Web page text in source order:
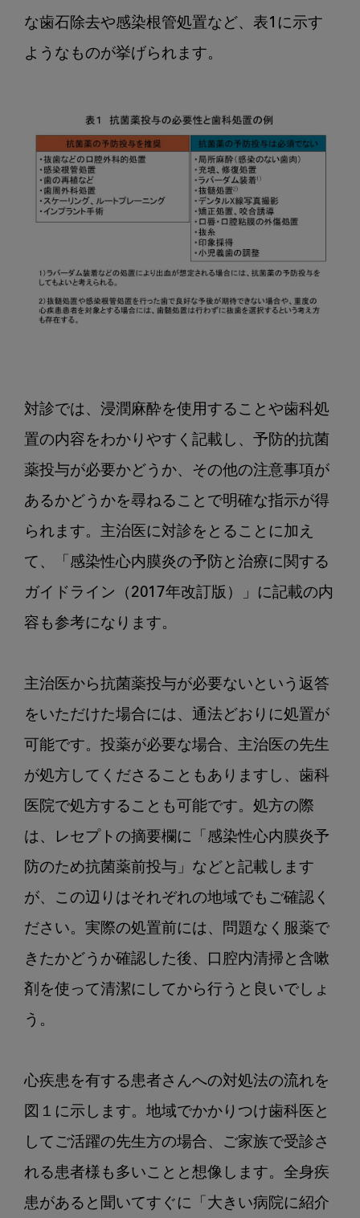
な歯石除去や感染根管処置など、表1に示す
ようなものが挙げられます。
対診では、浸潤麻酔を使用することや歯科処
置の内容をわかりやすく記載し、予防的抗菌
薬投与が必要かどうか、その他の注意事項が
あるかどうかを尋ねることで明確な指示が得
られます。主治医に対診をとることに加え
て、「感染性心内膜炎の予防と治療に関する
ガイドライン（2017年改訂版）」に記載の内
容も参考になります。
主治医から抗菌薬投与が必要ないという返答
をいただけた場合には、通法どおりに処置が
可能です。投薬が必要な場合、主治医の先生
が処方してくださることもありますし、歯科
医院で処方することも可能です。処方の際
は、レセプトの摘要欄に「感染性心内膜炎予
防のため抗菌薬前投与」などと記載します
が、この辺りはそれぞれの地域でもご確認く
ださい。実際の処置前には、問題なく服薬で
きたかどうか確認した後、口腔内清掃と含嗽
剤を使って清潔にしてから行うと良いでしょ
う。
心疾患を有する患者さんへの対処法の流れを
図１に示します。地域でかかりつけ歯科医と
してご活躍の先生方の場合、ご家族で受診さ
れる患者様も多いことと想像します。全身疾
患があると聞いてすぐに「大きい病院に紹介